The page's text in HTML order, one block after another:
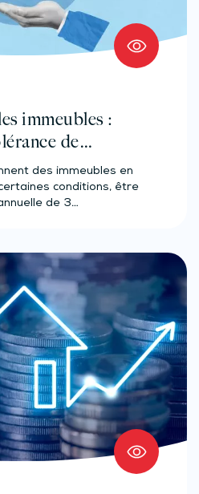
immeubles :
de
des immeubles en
conditions, être
de 3…